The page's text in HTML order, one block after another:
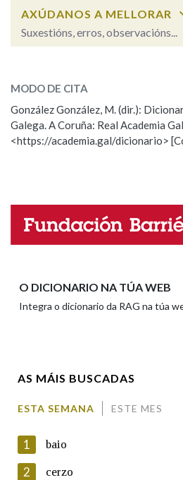
Na fraseoloxía
OUTRAS OPCIÓNS DE BUSCA
Marcas gramaticais
AXÚDANOS A MELLORAR
Suxestións, erros, observacións...
ESCOLLE UNHA OPCIÓN:
Observación Hai un erro
Propoño mellorar a definición
Nome
MODO DE CITA
González González, M. (dir.):
Galega. A Coruña: Real Academia
<https://academia.gal/dicionario>
O DICIONARIO NA TÚA WEB
Integra o dicionario da RAG na túa
AS MÁIS BUSCADAS
ESTA SEMANA ESTE MES
1 baio
2 cerzo